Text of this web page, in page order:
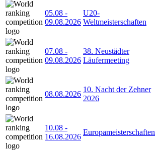
05.08 -
09.08.2026
U20-
Weltmeisterschaften
07.08 -
09.08.2026
38. Neustädter
Läufermeeting
08.08.2026
10. Nacht der Zehner
2026
10.08 -
16.08.2026
Europameisterschaften